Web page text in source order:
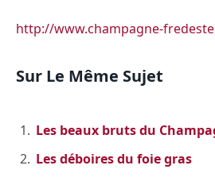
http://www.champagne-
Sur Le Même Sujet
Les beaux bruts du
Les déboires du foie gras